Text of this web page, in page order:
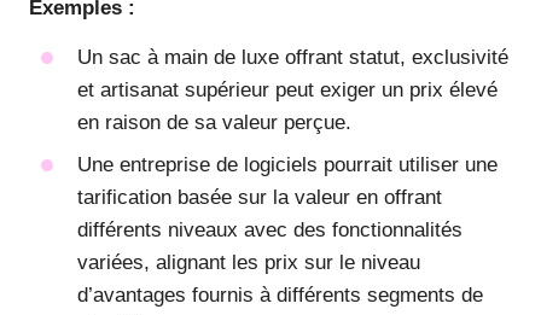
Exemples :
Un sac à main de luxe offrant statut, exclusivité
et artisanat supérieur peut exiger un prix élevé
en raison de sa valeur perçue.
Une entreprise de logiciels pourrait utiliser une
tarification basée sur la valeur en offrant
différents niveaux avec des fonctionnalités
variées, alignant les prix sur le niveau
d’avantages fournis à différents segments de